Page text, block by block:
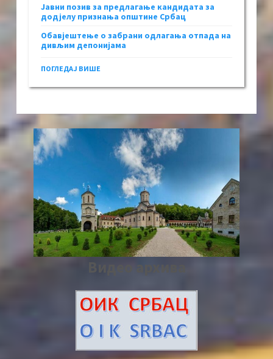
Јавни позив за предлагање кандидата за
додјелу признања општине Србац
Обавјештење о забрани одлагања отпада на
дивљим депонијама
ПОГЛЕДАЈ ВИШЕ